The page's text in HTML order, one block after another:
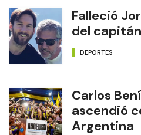
Falleció
del
DEPORTES
Carlos
ascendió
Argentina